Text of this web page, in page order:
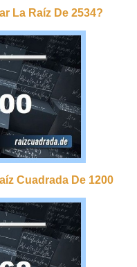
La Raíz De 2534?
Cuadrada De 1200